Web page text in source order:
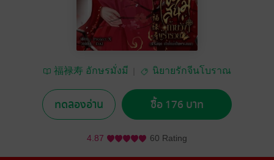
福禄寿 อักษรมั่งมี นิยายรักจีนโบราณ
ทดลองอ่าน ซื้อ 176 บาท
4.87 60 Rating